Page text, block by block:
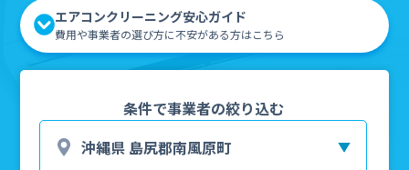
エアコンクリーニング安心ガイド
費用や事業者の選び方に不安がある方はこちら
条件で事業者の絞り込む